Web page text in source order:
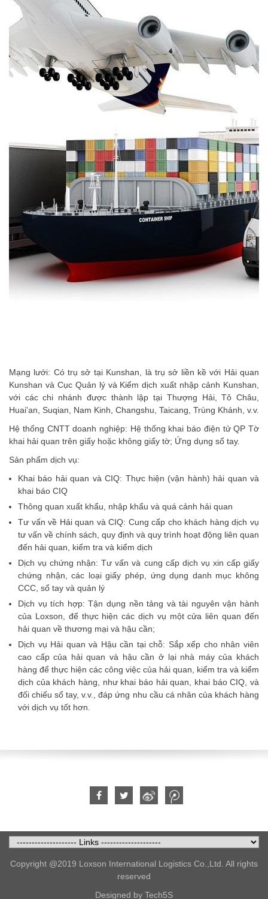
Mạng lưới: Có trụ sở tại Kunshan, là trụ sở liền kề với Hải quan
Kunshan và Cục Quản lý và Kiểm dịch xuất nhập cảnh Kunshan,
với các chi nhánh được thành lập tại Thượng Hải, Tô Châu,
Huai'an, Suqian, Nam Kinh, Changshu, Taicang, Trùng Khánh, v.v.
Hệ thống CNTT doanh nghiệp: Hệ thống khai báo điện tử QP Tờ
khai hải quan trên giấy hoặc không giấy tờ; Ứng dụng sổ tay.
Sản phẩm dịch vụ:
Khai báo hải quan và CIQ: Thực hiện (vận hành) hải quan và
khai báo CIQ
Thông quan xuất khẩu, nhập khẩu và quá cảnh hải quan
Tư vấn về Hải quan và CIQ: Cung cấp cho khách hàng dịch vụ
tư vấn về chính sách, quy định và quy trình hoạt động liên quan
đến hải quan, kiểm tra và kiểm dịch
Dịch vụ chứng nhận: Tư vấn và cung cấp dịch vụ xin cấp giấy
chứng nhận, các loại giấy phép, ứng dụng danh mục không
CCC, sổ tay và quản lý
Dịch vụ tích hợp: Tận dụng nền tảng và tài nguyên vận hành
của Loxson, để thực hiện các dịch vụ một cửa liên quan đến
hải quan về thương mại và hậu cần;
Dịch vụ Hải quan và Hậu cần tại chỗ: Sắp xếp cho nhân viên
cao cấp của hải quan và hậu cần ở lại nhà máy của khách
hàng để thực hiện các công việc của hải quan, kiểm tra và kiểm
dịch của khách hàng, như khai báo hải quan, khai báo CIQ, và
đối chiếu sổ tay, v.v., đáp ứng nhu cầu cá nhân của khách hàng
với dịch vụ tốt hơn.
Copyright @2019 Loxson International Logistics Co.,Ltd. All rights
reserved
Designed by Tech5S